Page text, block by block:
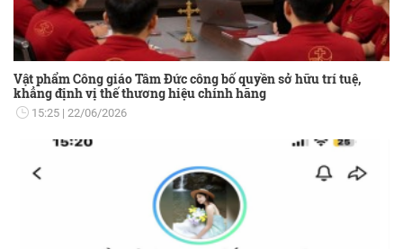
Vật phẩm Công giáo Tâm Đức công bố quyền sở hữu trí tuệ,
khẳng định vị thế thương hiệu chính hãng
15:25 22/06/2026